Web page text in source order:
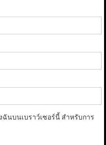
นบนเบราว์เซอร์นี้ สำหรับการ